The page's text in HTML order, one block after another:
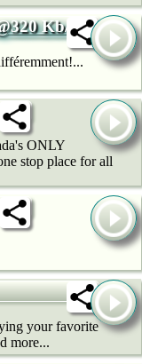
Kb/s
ONLY
stop place for all
your favorite
more...